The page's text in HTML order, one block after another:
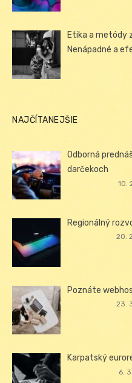
Etika a metódy
Nenápadné a
NAJČÍTANEJŠIE
Odborná
darčekoch
10.
Regionálný
20.
Poznáte
23.
Karpatský
6.